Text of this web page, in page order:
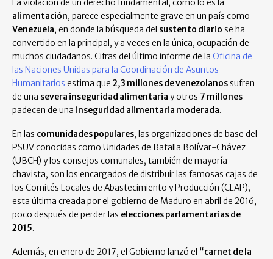
La violación de un derecho fundamental, como lo es la
alimentación, parece especialmente grave en un país como
Venezuela, en donde la búsqueda del sustento diario se ha
convertido en la principal, y a veces en la única, ocupación de
muchos ciudadanos. Cifras del último informe de la Oficina de
las Naciones Unidas para la Coordinación de Asuntos
Humanitarios estima que 2,3 millones de venezolanos sufren
de una severa inseguridad alimentaria y otros 7 millones
padecen de una inseguridad alimentaria moderada.
En las comunidades populares, las organizaciones de base del
PSUV conocidas como Unidades de Batalla Bolívar-Chávez
(UBCH) y los consejos comunales, también de mayoría
chavista, son los encargados de distribuir las famosas cajas de
los Comités Locales de Abastecimiento y Producción (CLAP);
esta última creada por el gobierno de Maduro en abril de 2016,
poco después de perder las elecciones parlamentarias de
2015.
Además, en enero de 2017, el Gobierno lanzó el “carnet de la